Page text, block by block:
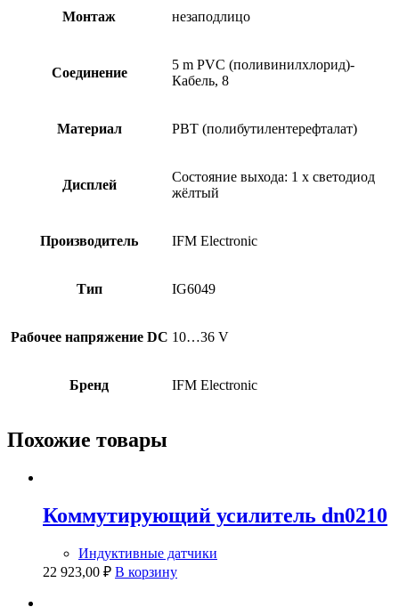
Монтаж незаподлицо
Соединение
5 m PVC (поливинилхлорид)-
Кабель, 8
Материал PBT (полибутилентерефталат)
Дисплей
Состояние выхода: 1 x светодиод
жёлтый
Производитель IFM Electronic
Тип IG6049
Рабочее напряжение DC 10…36 V
Бренд IFM Electronic
Похожие товары
Коммутирующий усилитель dn0210
Индуктивные датчики
22 923,00 ₽ В корзину